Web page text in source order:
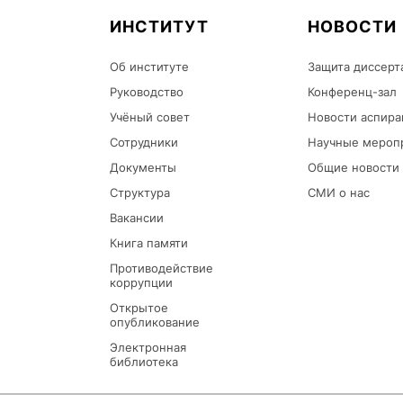
ИНСТИТУТ
Об институте
Руководство
Учёный совет
Сотрудники
Документы
Структура
Вакансии
Книга памяти
Противодействие
коррупции
Открытое
опубликование
Электронная
библиотека
НОВОСТИ
Защита
Конференц-зал
Новости
Научные
Общие новости
СМИ о нас